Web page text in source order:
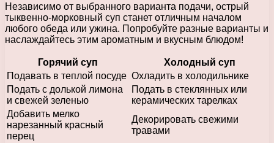
Независимо от выбранного варианта подачи, острый
тыквенно-морковный суп станет отличным началом
любого обеда или ужина. Попробуйте разные варианты и
наслаждайтесь этим ароматным и вкусным блюдом!
Горячий суп
Холодный суп
Подавать в теплой посуде Охладить в холодильнике
Подать с долькой лимона
и свежей зеленью
Подать в стеклянных или
керамических тарелках
Добавить мелко
нарезанный красный
перец
Декорировать свежими
травами